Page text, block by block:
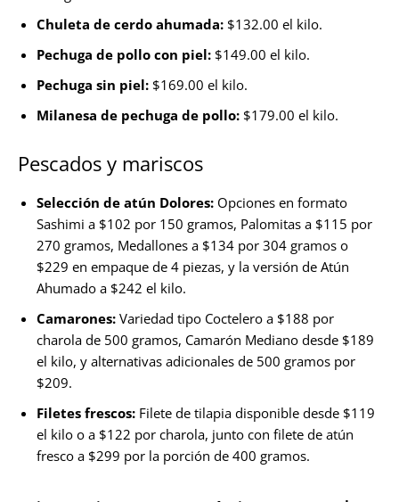
Chuleta de cerdo ahumada: $132.00 el kilo.
Pechuga de pollo con piel: $149.00 el kilo.
Pechuga sin piel: $169.00 el kilo.
Milanesa de pechuga de pollo: $179.00 el kilo.
Pescados y mariscos
Selección de atún Dolores: Opciones en formato
Sashimi a $102 por 150 gramos, Palomitas a $115 por
270 gramos, Medallones a $134 por 304 gramos o
$229 en empaque de 4 piezas, y la versión de Atún
Ahumado a $242 el kilo.
Camarones: Variedad tipo Coctelero a $188 por
charola de 500 gramos, Camarón Mediano desde $189
el kilo, y alternativas adicionales de 500 gramos por
$209.
Filetes frescos: Filete de tilapia disponible desde $119
el kilo o a $122 por charola, junto con filete de atún
fresco a $299 por la porción de 400 gramos.